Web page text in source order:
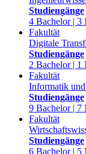
Studiengänge
4 Bachelor | 3
Fakultät
Digitale
Studiengänge
2 Bachelor | 1
Fakultät
Informatik
Studiengänge
9 Bachelor | 7
Fakultät
Studiengänge
6 Bachelor | 5